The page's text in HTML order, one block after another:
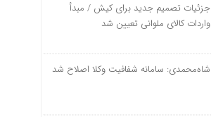
جزئیات تصمیم جدید برای کیش / مبدأ
واردات کالای ملوانی تعیین شد
شاه‌محمدی: سامانه شفافیت وکلا اصلاح شد